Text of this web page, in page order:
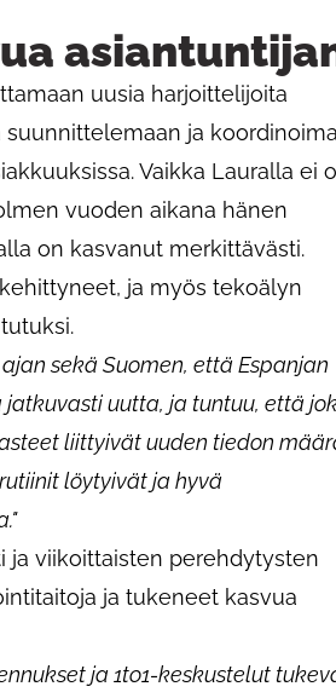
uusia harjoittelijoita
ja
Vaikka Lauralla ei
vuoden aikana hänen
on kasvanut merkittävästi.
ja myös tekoälyn
sekä Suomen, että Espanjan
uutta, ja tuntuu, että
liittyivät uuden tiedon
löytyivät ja hyvä
ja viikoittaisten perehdytysten
ja tukeneet kasvua
ja 1to1-keskustelut